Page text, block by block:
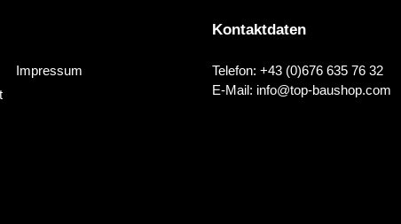
Impressum
Kontaktdaten
Telefon: +43 (0)676 635 76 32
E-Mail: info@top-baushop.com